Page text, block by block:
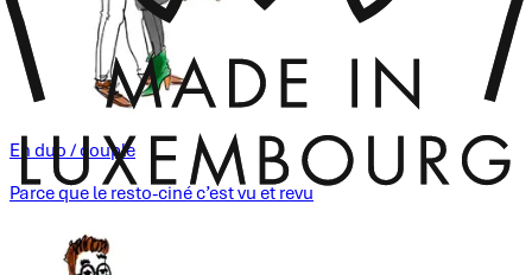
En duo / couple
Parce que le resto-ciné c’est vu et revu